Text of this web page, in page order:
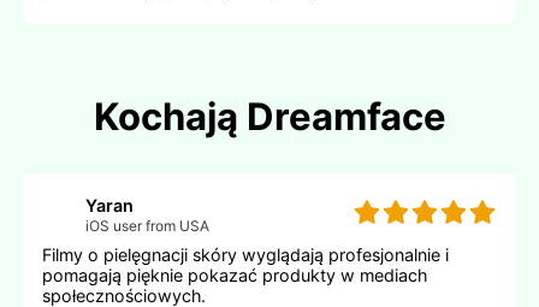
Kochają Dreamface
Yaran
iOS user from USA
Filmy o pielęgnacji skóry wyglądają profesjonalnie i
pomagają pięknie pokazać produkty w mediach
społecznościowych.